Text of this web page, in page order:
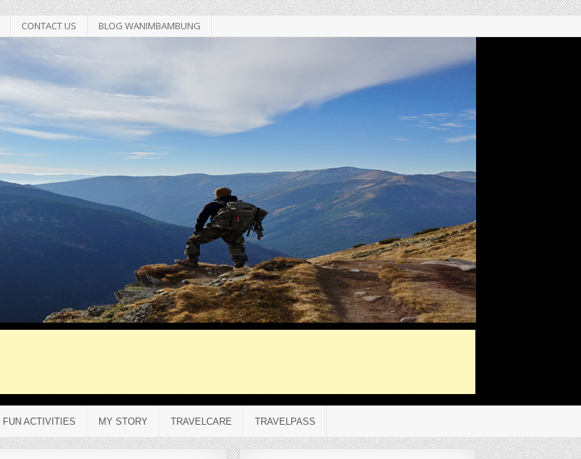
CONTACT US BLOG WANIMBAMBUNG
FUN ACTIVITIES MY STORY TRAVELCARE TRAVELPASS